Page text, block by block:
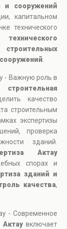
и сооружений
капитальном
технического
- Важную роль в
строительная
качество
строительным
экспертизы
проверка
зданий.
Актау
спорах и
зданий и
качества,
- Современное
включает